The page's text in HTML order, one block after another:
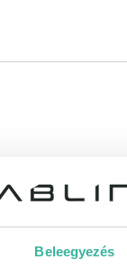
Beleegyezés